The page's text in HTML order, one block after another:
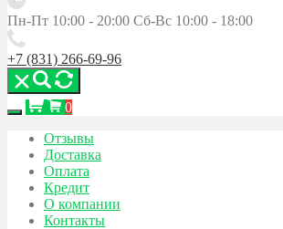
Пн-Пт 10:00 - 20:00 Сб-Вс 10:00 - 18:00
+7 (831) 266-69-96
0
Отзывы
Доставка
Оплата
Кредит
О компании
Контакты